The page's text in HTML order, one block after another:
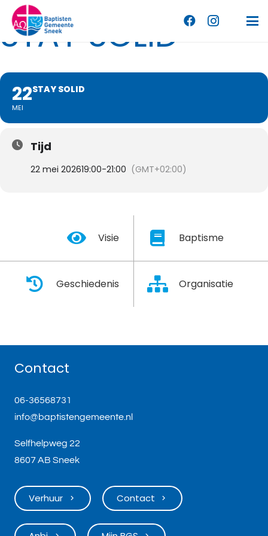
STAY SOLID
22
MEI
STAY SOLID
Tijd
22 mei 202619:00-21:00 (GMT+02:00)
Visie Baptisme
Geschiedenis Organisatie
Contact
06-36568731
info@baptistengemeente.nl
Selfhelpweg 22
8607 AB Sneek
Verhuur keyboard_arrow_right Contact keyboard_arrow_right